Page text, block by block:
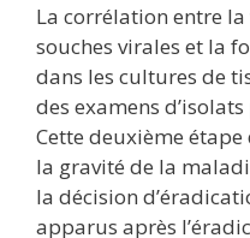
La corrélation entre la
souches virales et la
dans les cultures de
des examens
Cette deuxième
la gravité de la
la décision
apparus après